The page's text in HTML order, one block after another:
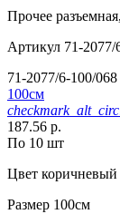
Прочее
Артикул 71-2077/
71-2077/6-100/068
100см
187.56 р.
По 10 шт
Цвет коричневый
Размер 100см